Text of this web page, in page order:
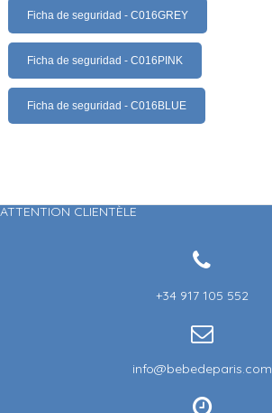
Ficha de seguridad - C016GREY
Ficha de seguridad - C016PINK
Ficha de seguridad - C016BLUE
ATTENTION CLIENTÈLE
+34 917 105 552
info@bebedeparis.com